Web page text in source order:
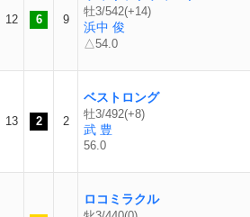
12 6 9
牡3/542(+14)
浜中 俊
△54.0
13 2 2
ベストロング
牡3/492(+8)
武 豊
56.0
ロコミラクル